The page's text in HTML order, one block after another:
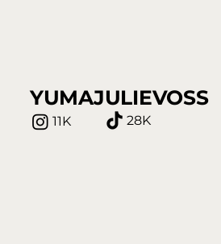
YUMAJULIEVOSS
11K 28K